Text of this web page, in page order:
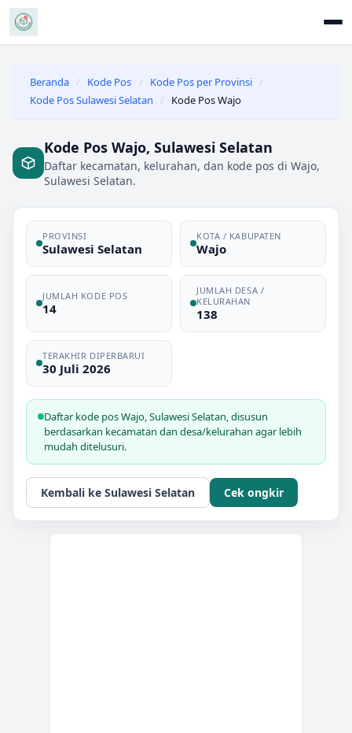
Beranda / Kode Pos / Kode Pos per Provinsi /
Kode Pos Sulawesi Selatan / Kode Pos Wajo
Kode Pos Wajo, Sulawesi Selatan
Daftar kecamatan, kelurahan, dan kode pos di Wajo,
Sulawesi Selatan.
PROVINSI
Sulawesi Selatan
KOTA / KABUPATEN
Wajo
JUMLAH KODE POS
14
JUMLAH DESA /
KELURAHAN
138
TERAKHIR DIPERBARUI
30 Juli 2026
Daftar kode posWajo Sulawesi Selatan , disusun
berdasarkan kecamatan dan desa/kelurahan agar lebih
mudah ditelusuri.
Kembali ke Sulawesi Selatan Cek ongkir